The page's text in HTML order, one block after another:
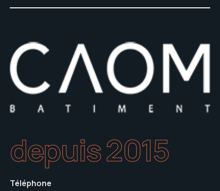
depuis 2015
Téléphone